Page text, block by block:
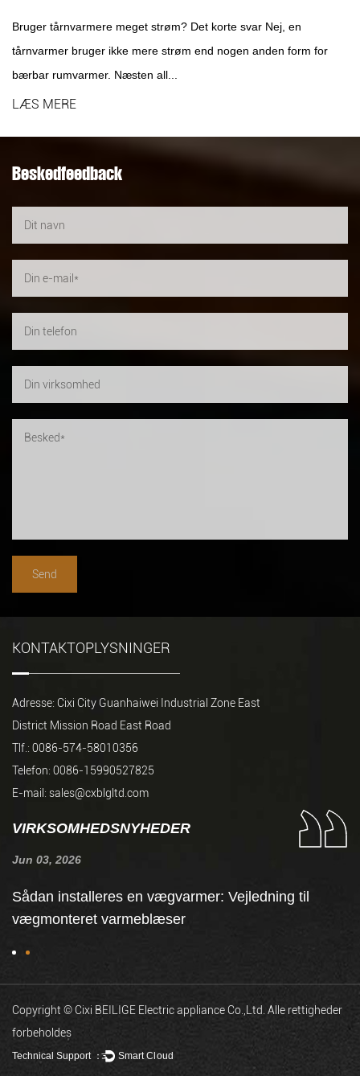
Bruger tårnvarmere meget strøm? Det korte svar Nej, en
tårnvarmer bruger ikke mere strøm end nogen anden form for
bærbar rumvarmer. Næsten all...
LÆS MERE
Beskedfeedback
KONTAKTOPLYSNINGER
Adresse: Cixi City Guanhaiwei Industrial Zone East
District Mission Road East Road
Tlf.: 0086-574-58010356
Telefon: 0086-15990527825
E-mail: sales@cxblgltd.com
VIRKSOMHEDSNYHEDER
Jun 03, 2026
Sådan installeres en vægvarmer: Vejledning til
vægmonteret varmeblæser
Copyright © Cixi BEILIGE Electric appliance Co.,Ltd. Alle rettigheder
forbeholdes
Technical Support ： Smart Cloud